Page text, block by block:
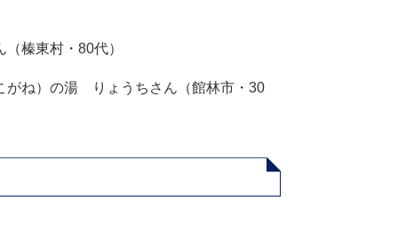
榛東村・80代）
がね）の湯 りょうちさん（館林市・30